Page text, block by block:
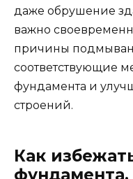
даже обрушение
важно
причины
соответствующие
фундамента и
строений.
Как